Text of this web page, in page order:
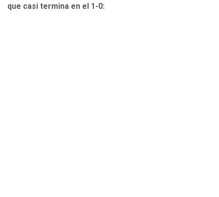
que casi termina en el 1-0: